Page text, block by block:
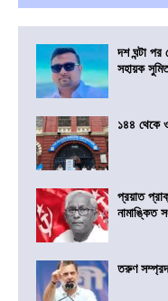
দশ ঘন্টা
সহায়ক
১৪৪ থেকে
প্রয়াত
নামাঙ্কিত
তরুণ